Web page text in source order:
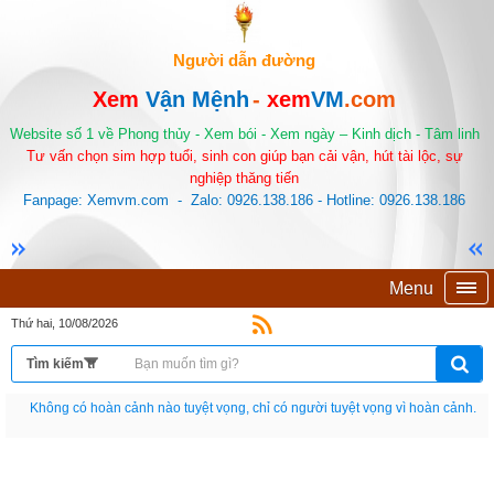
Người dẫn đường
Xem Vận Mệnh- xemVM.com
Website số 1 về Phong thủy - Xem bói - Xem ngày – Kinh dịch - Tâm linh
Tư vấn chọn sim hợp tuổi, sinh con giúp bạn cải vận, hút tài lộc, sự
nghiệp thăng tiến
Fanpage: Xemvm.com - Zalo: 0926.138.186 - Hotline: 0926.138.186
Menu
Thứ hai, 10/08/2026
Nếu như không chịu học tập thì cho dù đi vạn dặm đường cũng chỉ là anh đưa